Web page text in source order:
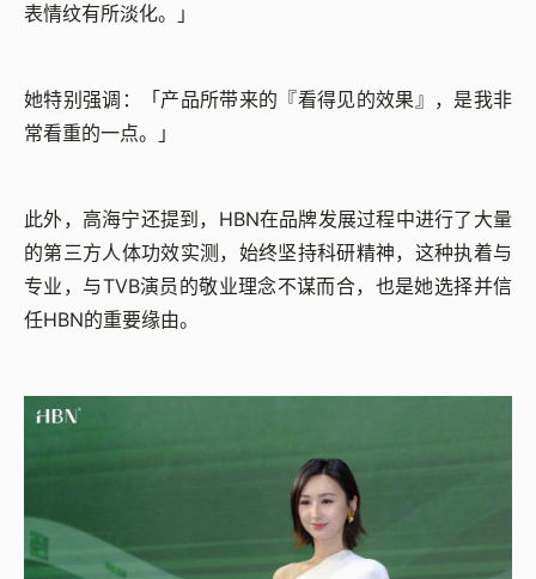
表情纹有所淡化。」
她特别强调：「产品所带来的『看得见的效果』，是我非
常看重的一点。」
此外，高海宁还提到，HBN在品牌发展过程中进行了大量
的第三方人体功效实测，始终坚持科研精神，这种执着与
专业，与TVB演员的敬业理念不谋而合，也是她选择并信
任HBN的重要缘由。